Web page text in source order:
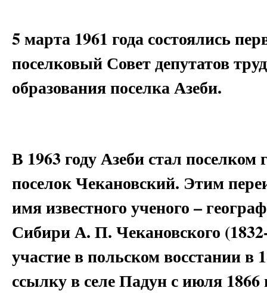
5 марта 1961 года состоялись
поселковый Совет депутатов
образования поселка Азеби.
В 1963 году Азеби стал
поселок Чекановский. Этим
имя известного ученого –
Сибири А. П. Чекановского
участие в польском восстании в
ссылку в селе Падун с июля 1866